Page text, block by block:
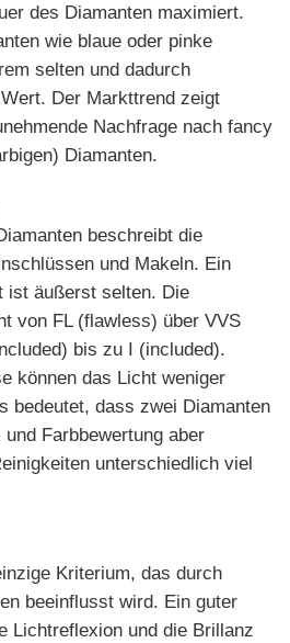
des Diamanten maximiert.
wie blaue oder pinke
selten und dadurch
Der Markttrend zeigt
Nachfrage nach fancy
Diamanten.
beschreibt die
und Makeln. Ein
ist äußerst selten. Die
von FL (flawless) über VVS
bis zu I (included).
können das Licht weniger
bedeutet, dass zwei Diamanten
Farbbewertung aber
unterschiedlich viel
Kriterium, das durch
beeinflusst wird. Ein guter
Lichtreflexion und die Brillanz